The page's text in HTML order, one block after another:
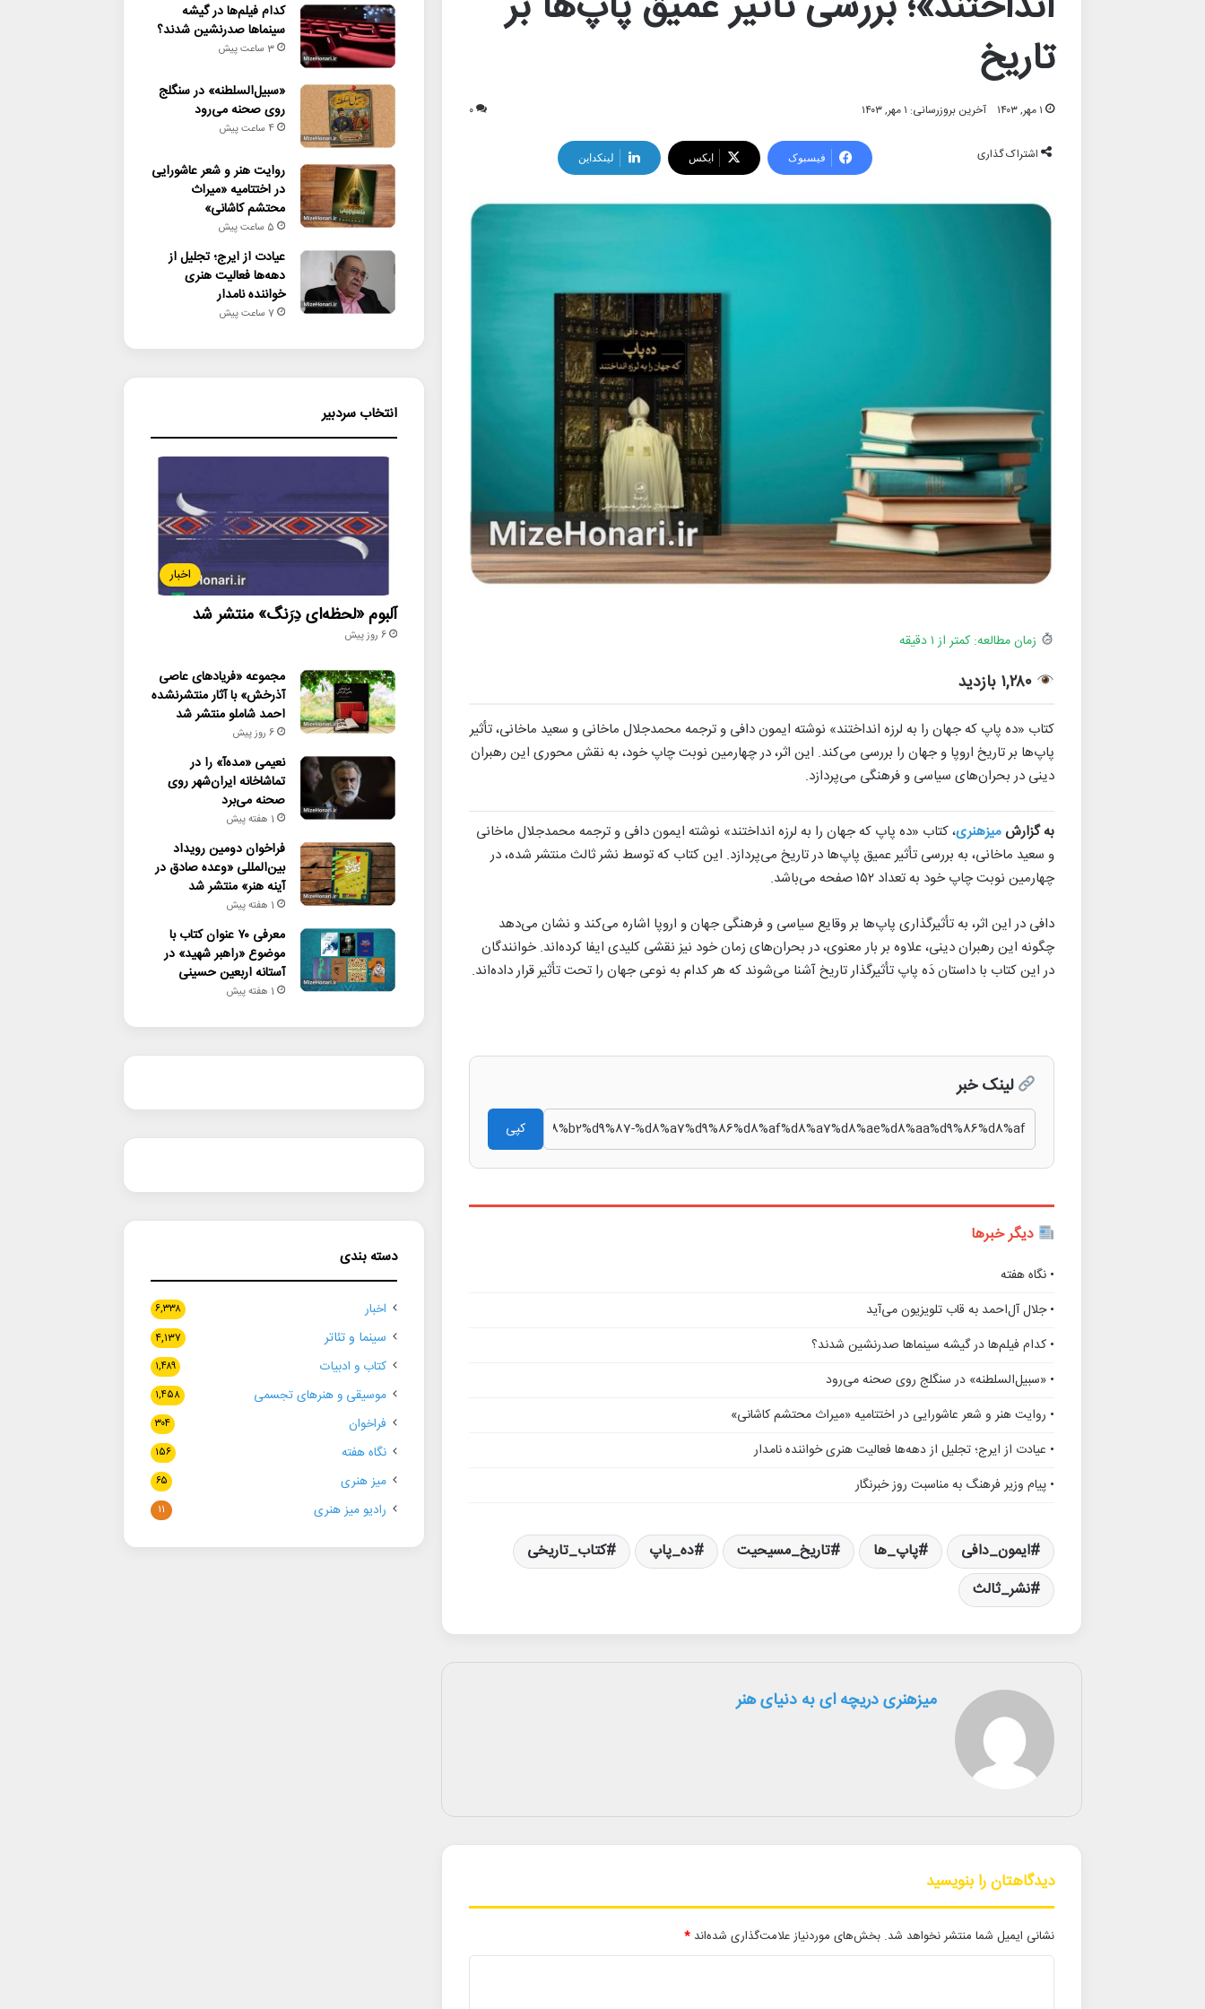
تاریخ
۱ مهر, ۱۴۰۳ آخرین بروزرسانی: ۱ مهر, ۱۴۰۳ ۰
اشتراک گذاری فیسبوک ایکس لینکداین
زمان مطالعه: کمتر از ۱ دقیقه
۱,۲۸۰ بازدید
کتاب «ده پاپ که جهان را به لرزه انداختند» نوشته ایمون دافی و ترجمه محمدجلال ماخانی و سعید ماخانی، تأثیر
پاپ‌ها بر تاریخ اروپا و جهان را بررسی می‌کند. این اثر، در چهارمین نوبت چاپ خود، به نقش محوری این رهبران
دینی در بحران‌های سیاسی و فرهنگی می‌پردازد.
به گزارش میزهنری، کتاب «ده پاپ که جهان را به لرزه انداختند» نوشته ایمون دافی و ترجمه محمدجلال ماخانی
و سعید ماخانی، به بررسی تأثیر عمیق پاپ‌ها در تاریخ می‌پردازد. این کتاب که توسط نشر ثالث منتشر شده، در
چهارمین نوبت چاپ خود به تعداد ۱۵۲ صفحه می‌باشد.
دافی در این اثر، به تأثیرگذاری پاپ‌ها بر وقایع سیاسی و فرهنگی جهان و اروپا اشاره می‌کند و نشان می‌دهد
چگونه این رهبران دینی، علاوه بر بار معنوی، در بحران‌های زمان خود نیز نقشی کلیدی ایفا کرده‌اند. خوانندگان
در این کتاب با داستان دَه پاپ تأثیرگذار تاریخ آشنا می‌شوند که هر کدام به نوعی جهان را تحت تأثیر قرار داده‌اند.
لینک خبر
کپی
دیگر خبرها
• نگاه هفته
• جلال آل‌احمد به قاب تلویزیون می‌آید
• کدام فیلم‌ها در گیشه سینماها صدرنشین شدند؟
• «سبیل‌السلطنه» در سنگلج روی صحنه می‌رود
• روایت هنر و شعر عاشورایی در اختتامیه «میراث محتشم کاشانی»
• عیادت از ایرج؛ تجلیل از دهه‌ها فعالیت هنری خواننده نامدار
• پیام وزیر فرهنگ به مناسبت روز خبرنگار
ایمون_دافی پاپ_ها تاریخ_مسیحیت ده_پاپ
کتاب_تاریخی
نشر_ثالث
میزهنری دریچه ای به دنیای هنر
دیدگاهتان را بنویسید
نشانی ایمیل شما منتشر نخواهد شد. بخش‌های موردنیاز علامت‌گذاری شده‌اند *
کدام فیلم‌ها در گیشه
سینماها صدرنشین شدند؟
3 ساعت پیش
«سبیل‌السلطنه» در سنگلج
روی صحنه می‌رود
4 ساعت پیش
روایت هنر و شعر عاشورایی
در اختتامیه «میراث
محتشم کاشانی»
5 ساعت پیش
عیادت از ایرج؛ تجلیل از
دهه‌ها فعالیت هنری
خواننده نامدار
7 ساعت پیش
انتخاب سردبیر
اخبار
آلبوم «لحظه‌ای دِرَنگ» منتشر شد
6 روز پیش
مجموعه «فریادهای عاصی
آذرخش» با آثار منتشرنشده
احمد شاملو منتشر شد
6 روز پیش
نعیمی «مده‌آ» را در
تماشاخانه ایران‌شهر روی
صحنه می‌برد
1 هفته پیش
فراخوان دومین رویداد
بین‌المللی «وعده صادق در
آینه هنر» منتشر شد
1 هفته پیش
معرفی ۷۰ عنوان کتاب با
موضوع «راهبر شهید» در
آستانه اربعین حسینی
1 هفته پیش
دسته بندی
اخبار ۶,۳۳۸
سینما و تئاتر ۴,۱۳۷
کتاب و ادبیات ۱,۴۸۹
موسیقی و هنرهای تجسمی ۱,۴۵۸
فراخوان ۳۰۴
نگاه هفته ۱۵۶
میز هنری ۶۵
رادیو میز هنری ۱۱